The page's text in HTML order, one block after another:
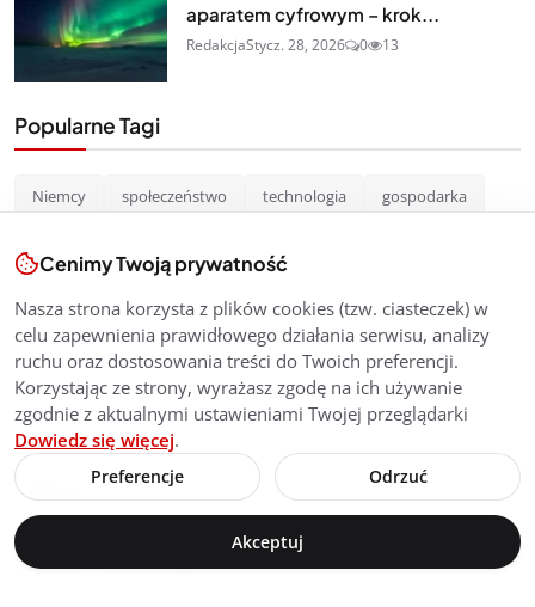
aparatem cyfrowym – krok...
RedakcjaStycz. 28, 2026 0 13
Popularne Tagi
Niemcy społeczeństwo technologia gospodarka
sztuczna inteligencja prawo podatki policja
życie w Niemczech polska prywatność
praca w niemczech
Ankieta
Czy ostatnio wprowadzone kontrole na granicy PL/DE, w
kierunku Polski, mają sens?
Cenimy Twoją prywatność
Nasza strona korzysta z plików cookies (tzw. ciasteczek) w
celu zapewnienia prawidłowego działania serwisu, analizy
ruchu oraz dostosowania treści do Twoich preferencji.
Korzystając ze strony, wyrażasz zgodę na ich używanie
zgodnie z aktualnymi ustawieniami Twojej przeglądarki
Dowiedz się więcej.
Preferencje Odrzuć
Akceptuj